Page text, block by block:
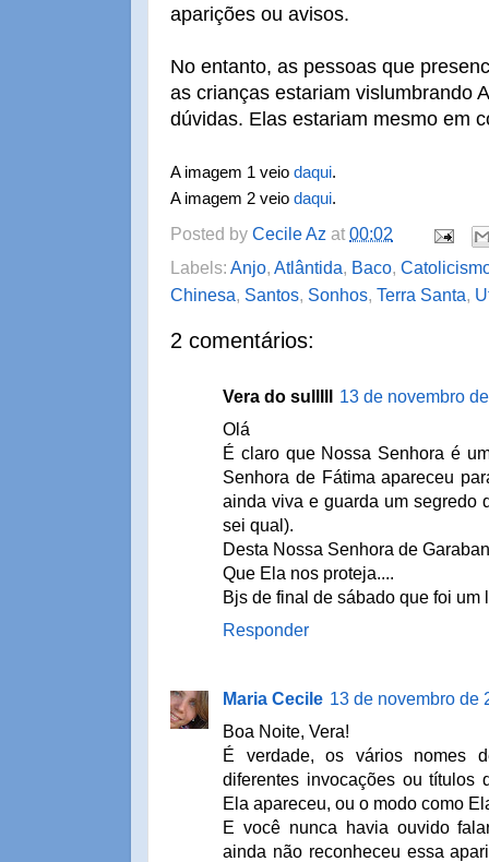
aparições ou avisos.
No entanto, as pessoas que
as crianças estariam vislumbrando
dúvidas. Elas estariam mesmo em
A imagem 1 veio daqui.
A imagem 2 veio daqui.
Posted by Cecile Az at 00:02
Labels: Anjo, Atlântida, Baco,
Chinesa, Santos, Sonhos, Terra Santa,
2 comentários:
Vera do sulllll
13 de novembro
Olá
É claro que Nossa Senhora é
Senhora de Fátima apareceu
ainda viva e guarda um segredo
sei qual).
Desta Nossa Senhora de
Que Ela nos proteja....
Bjs de final de sábado que foi um
Responder
Maria Cecile 13 de novembro de
Boa Noite, Vera!
É verdade, os vários nomes
diferentes invocações ou títulos
Ela apareceu, ou o modo como
E você nunca havia ouvido
ainda não reconheceu essa